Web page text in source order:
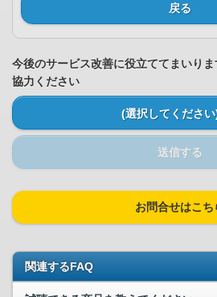
戻る
今後のサービス改善に役立ててまいり
協力ください
(選択してくださ
送信する
お問合せはこち
関連するFAQ